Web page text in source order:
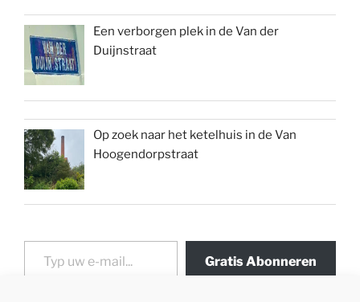
Een verborgen plek in de Van der
Duijnstraat
Op zoek naar het ketelhuis in de Van
Hoogendorpstraat
Typ uw e-mail...
Gratis Abonneren